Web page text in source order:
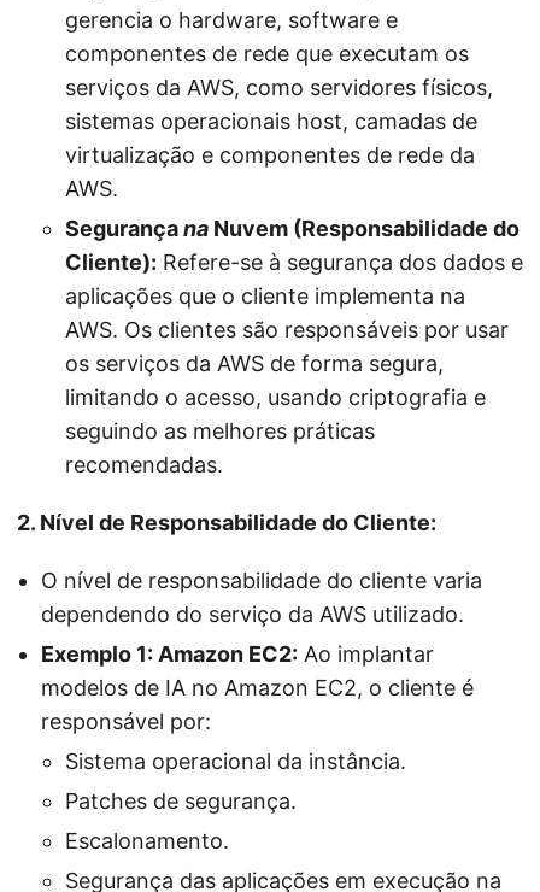
gerencia o hardware, software e
componentes de rede que executam os
serviços da AWS, como servidores físicos,
sistemas operacionais host, camadas de
virtualização e componentes de rede da
AWS.
Segurançana Nuvem (Responsabilidade do
Cliente): Refere-se à segurança dos dados e
aplicações que o cliente implementa na
AWS. Os clientes são responsáveis por usar
os serviços da AWS de forma segura,
limitando o acesso, usando criptografia e
seguindo as melhores práticas
recomendadas.
2. Nível de Responsabilidade do Cliente:
O nível de responsabilidade do cliente varia
dependendo do serviço da AWS utilizado.
Exemplo 1: Amazon EC2: Ao implantar
modelos de IA no Amazon EC2, o cliente é
responsável por:
Sistema operacional da instância.
Patches de segurança.
Escalonamento.
Segurança das aplicações em execução na